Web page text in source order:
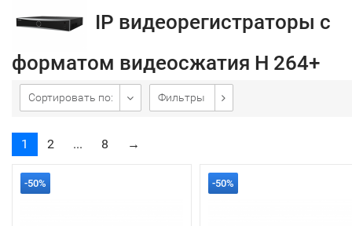
IP видеорегистраторы с
форматом видеосжатия H 264+
Сортировать по: Фильтры
1 2 ... 8 →
-50% -50%